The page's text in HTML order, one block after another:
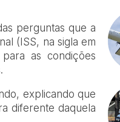
perguntas que a
(ISS, na sigla em
as condições
explicando que
diferente daquela